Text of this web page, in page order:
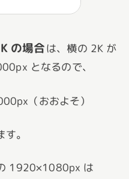
の場合は、横の 2K が
となるので、
（おおよそ）
。
1920×1080px は